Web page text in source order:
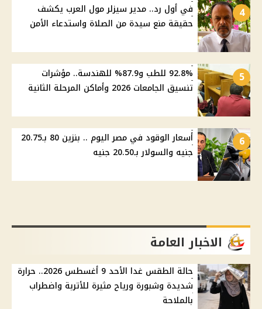
4
في أول رد.. مدير سيزلر مول العرب يكشف
حقيقة منع سيدة من الصلاة واستدعاء الأمن
5
92.8% للطب و87.9% للهندسة.. مؤشرات
تنسيق الجامعات 2026 وأماكن المرحلة الثانية
6
أسعار الوقود في مصر اليوم .. بنزين 80 بـ20.75
جنيه والسولار بـ20.50 جنيه
الاخبار العامة
حالة الطقس غدا الأحد 9 أغسطس 2026.. حرارة
شديدة وشبورة ورياح مثيرة للأتربة واضطراب
بالملاحة